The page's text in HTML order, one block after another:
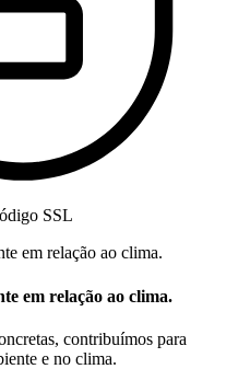
SSL
em relação ao clima.
contribuímos para
e no clima.